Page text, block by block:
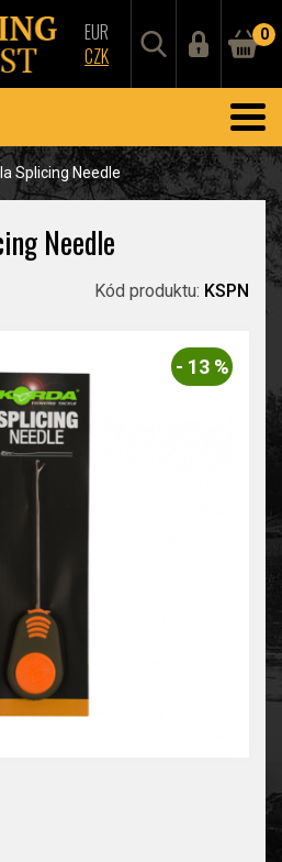
EUR
CZK
0
Splicing Needle
Needle
Kód produktu: KSPN
- 13 %